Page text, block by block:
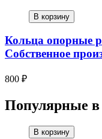
В корзину
Кольца опорные
Собственное
800 ₽
Популярные в
В корзину